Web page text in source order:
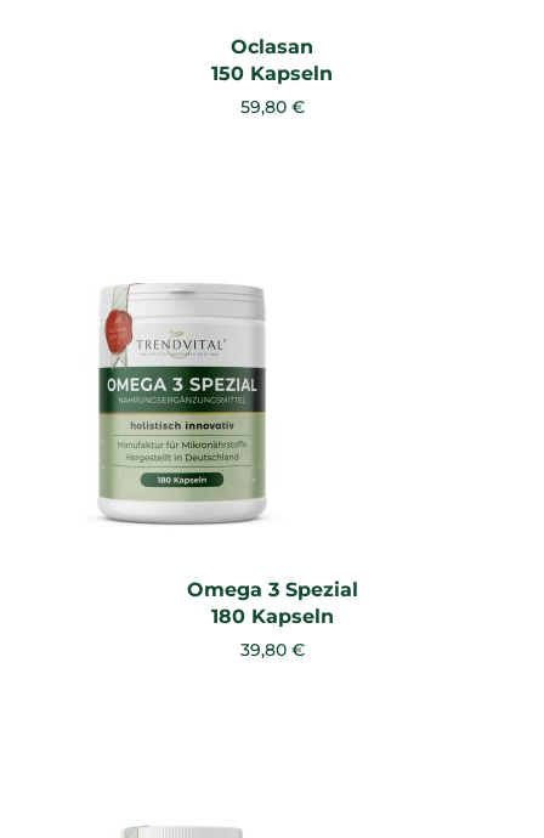
Oclasan
150 Kapseln
59,80 €
Omega 3 Spezial
180 Kapseln
39,80 €